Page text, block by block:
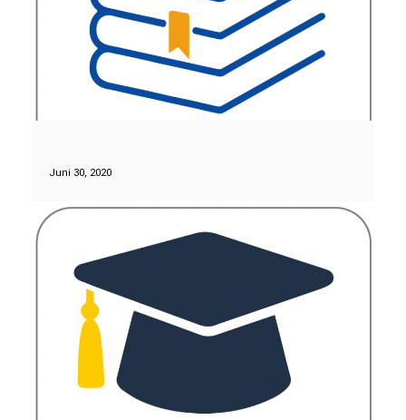
Juni 30, 2020